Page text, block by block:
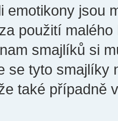
emotikony jsou
použití
smajlíků si
se tyto smajlíky
také případně